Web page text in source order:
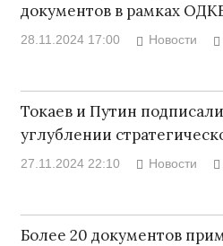
документов в рамках
28.11.2024 17:00 Новости
Токаев и Путин
углублении
27.11.2024 22:10 Новости
Более 20 документов